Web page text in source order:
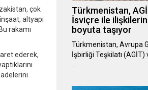
çok
altyapı
rakamı
ederek,
Türkmenistan,
İsviçre ile
boyuta taşıyor
Türkmenistan, Avrupa
İşbirliği Teşkilatı (AGİT)